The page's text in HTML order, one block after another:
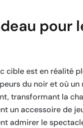
pour
est en réalité
du noir et où
transformant la
un accessoire de
admirer le